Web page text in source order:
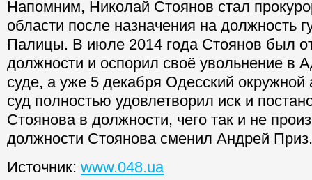
Напомним, Николай Стоянов стал
области после назначения на должность
Палицы. В июле 2014 года Стоянов был
должности и оспорил своё увольнение в
суде, а уже 5 декабря Одесский
суд полностью удовлетворил иск и
Стоянова в должности, чего так и не
должности Стоянова сменил Андрей Приз.
Источник: www.048.ua